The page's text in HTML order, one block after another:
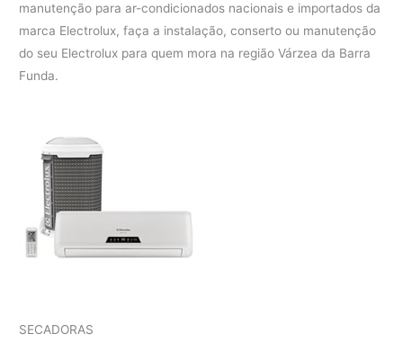
manutenção para ar-condicionados nacionais e importados da
marca Electrolux, faça a instalação, conserto ou manutenção
do seu Electrolux para quem mora na região Várzea da Barra
Funda.
SECADORAS